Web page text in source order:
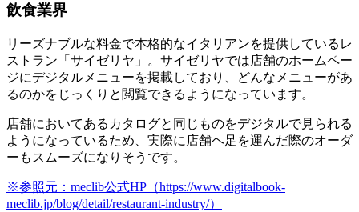
飲食業界
リーズナブルな料金で本格的なイタリアンを提供しているレ
ストラン「サイゼリヤ」。サイゼリヤでは店舗のホームペー
ジにデジタルメニューを掲載しており、どんなメニューがあ
るのかをじっくりと閲覧できるようになっています。
店舗においてあるカタログと同じものをデジタルで見られる
ようになっているため、実際に店舗ヘ足を運んだ際のオーダ
ーもスムーズになりそうです。
※参照元：meclib公式HP（https://www.digitalbook-
meclib.jp/blog/detail/restaurant-industry/）